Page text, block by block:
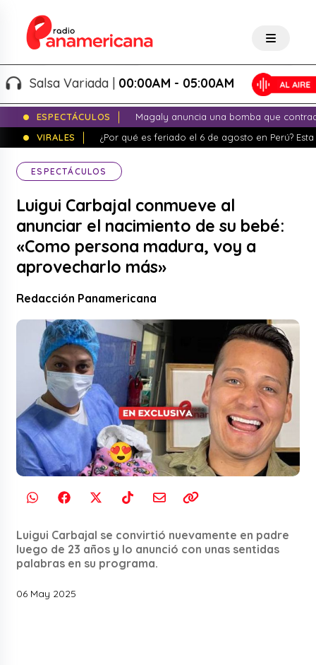
Salsa Variada |00:00AM - 05:00AM
ESPECTÁCULOS
Magaly anuncia una bomba que
VIRALES
¿Por qué es feriado el 6 de agosto en Perú?
ESPECTÁCULOS
Luigui Carbajal conmueve al
anunciar el nacimiento de su bebé:
«Como persona madura, voy a
aprovecharlo más»
Redacción Panamericana
Luigui Carbajal se convirtió nuevamente en padre
luego de 23 años y lo anunció con unas sentidas
palabras en su programa.
06 May 2025